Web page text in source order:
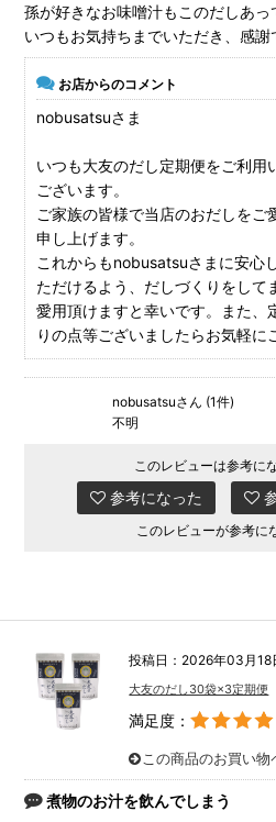
孫が好きなお味噌汁もこのだしあっ
いつもお気持ちまでいただき、感謝
お店からのコメント
nobusatsuさま
いつも大友のだし定期便をご利用
ございます。
ご家族の皆様で当店のおだしをご
申し上げます。
これからもnobusatsuさまに安心
ただけるよう、だしづくりをして
愛用頂けますと幸いです。また、
りの点等ございましたらお気軽に
nobusatsuさん (1件)
不明
このレビューは参考に
参考になった
このレビューが参考に
投稿日：2026年03月18
大友のだし30袋×3定期便
満足度：
この商品のお買い物
煮物のお汁を飲んでしまう